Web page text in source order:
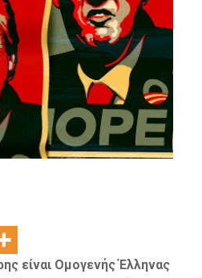
είναι Ομογενής Έλληνας